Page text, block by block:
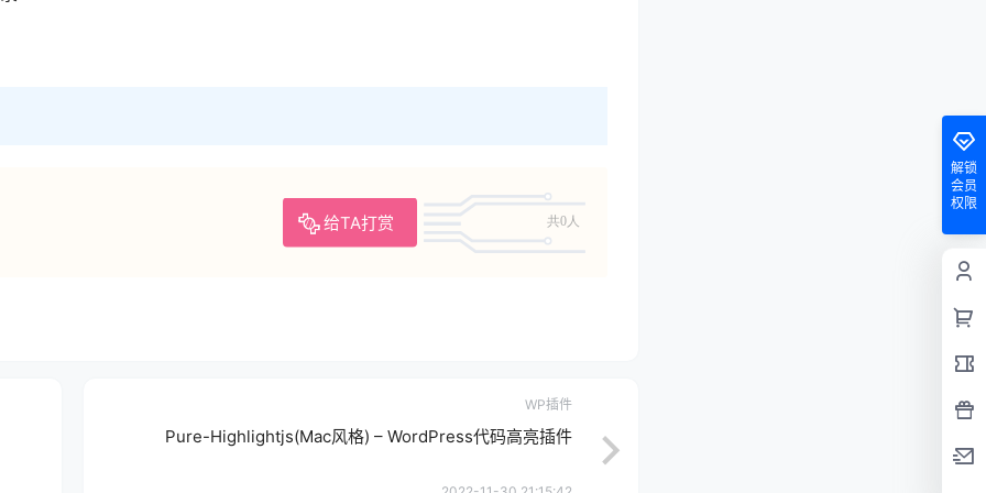
给TA打赏 共0人
WP插件
Pure-Highlightjs(Mac风格) – WordPress代码高亮插件
解锁
会员
权限